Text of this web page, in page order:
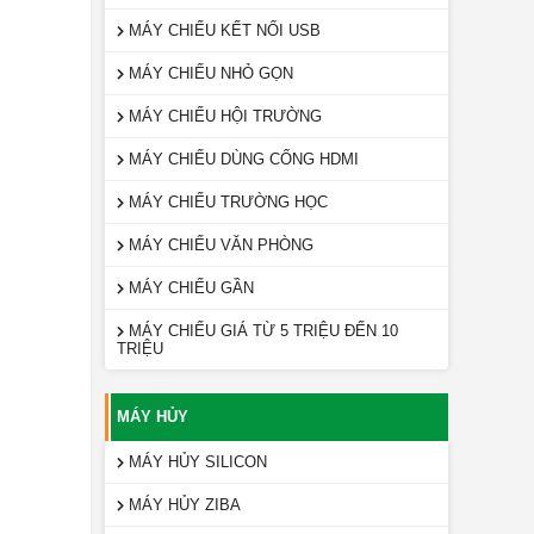
MÁY CHIẾU KẾT NỐI USB
MÁY CHIẾU NHỎ GỌN
MÁY CHIẾU HỘI TRƯỜNG
MÁY CHIẾU DÙNG CỔNG HDMI
MÁY CHIẾU TRƯỜNG HỌC
MÁY CHIẾU VĂN PHÒNG
MÁY CHIẾU GẦN
MÁY CHIẾU GIÁ TỪ 5 TRIỆU ĐẾN 10
TRIỆU
MÁY HỦY
MÁY HỦY SILICON
MÁY HỦY ZIBA